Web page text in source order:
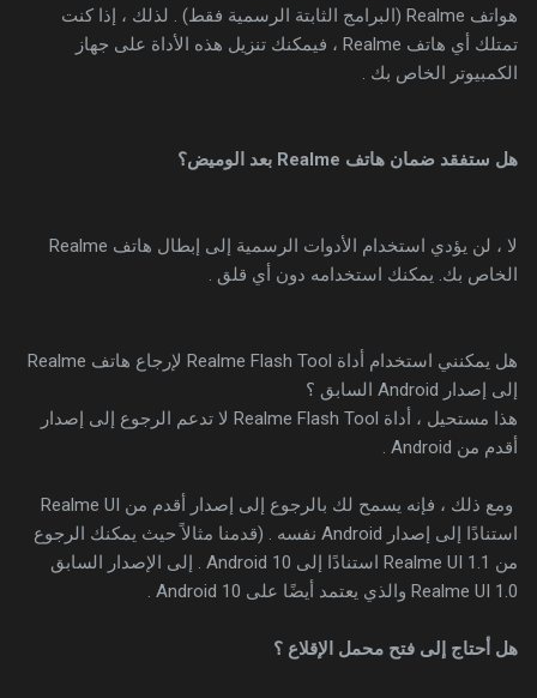
هواتف Realme (البرامج الثابتة الرسمية فقط) . لذلك ، إذا كنت
تمتلك أي هاتف Realme ، فيمكنك تنزيل هذه الأداة على جهاز
الكمبيوتر الخاص بك .
هل ستفقد ضمان هاتف Realme بعد الوميض؟
لا ، لن يؤدي استخدام الأدوات الرسمية إلى إبطال هاتف Realme
الخاص بك. يمكنك استخدامه دون أي قلق .
هل يمكنني استخدام أداة Realme Flash Tool لإرجاع هاتف Realme
إلى إصدار Android السابق ؟
هذا مستحيل ، أداة Realme Flash Tool لا تدعم الرجوع إلى إصدار
أقدم من Android .
ومع ذلك ، فإنه يسمح لك بالرجوع إلى إصدار أقدم من Realme UI
استنادًا إلى إصدار Android نفسه . (قدمنا ​​مثالاً حيث يمكنك الرجوع
من Realme UI 1.1 استنادًا إلى Android 10 . إلى الإصدار السابق
Realme UI 1.0 والذي يعتمد أيضًا على Android 10 .
هل أحتاج إلى فتح محمل الإقلاع ؟